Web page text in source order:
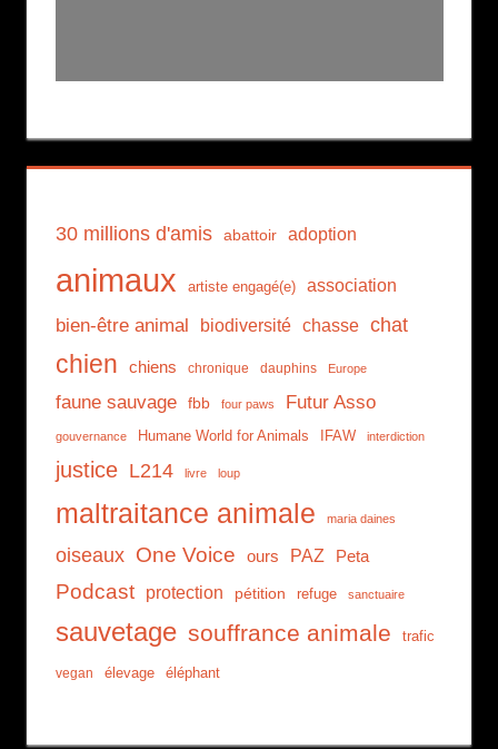
30 millions d'amis abattoir adoption
animaux artiste engagé(e) association
bien-être animal biodiversité chasse chat
chien chiens chronique dauphins Europe
faune sauvage fbb four paws Futur Asso
gouvernance Humane World for Animals IFAW interdiction
justice L214 livre loup
maltraitance animale maria daines
oiseaux One Voice ours PAZ Peta
Podcast protection pétition refuge sanctuaire
sauvetage souffrance animale trafic
vegan élevage éléphant